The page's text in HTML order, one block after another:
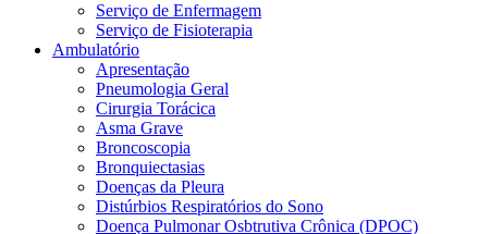
Serviço de Enfermagem
Serviço de Fisioterapia
Ambulatório
Apresentação
Pneumologia Geral
Cirurgia Torácica
Asma Grave
Broncoscopia
Bronquiectasias
Doenças da Pleura
Distúrbios Respiratórios do Sono
Doença Pulmonar Osbtrutiva Crônica (DPOC)